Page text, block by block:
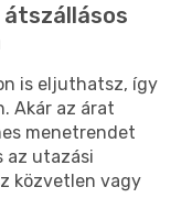
átszállásos
is eljuthatsz, így
Akár az árat
menetrendet
az utazási
közvetlen vagy